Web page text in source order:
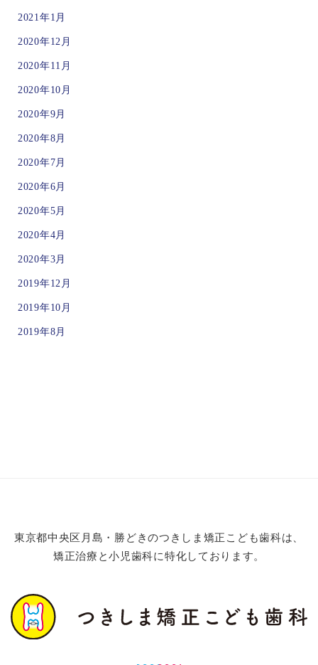
2021年1月
2020年12月
2020年11月
2020年10月
2020年9月
2020年8月
2020年7月
2020年6月
2020年5月
2020年4月
2020年3月
2019年12月
2019年10月
2019年8月
東京都中央区月島・勝どきのつきしま矯正こども歯科は、
矯正治療と小児歯科に特化しております。